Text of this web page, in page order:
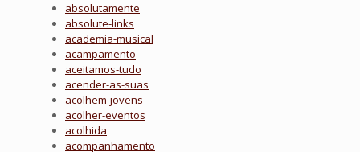
absolutamente
absolute-links
academia-musical
acampamento
aceitamos-tudo
acender-as-suas
acolhem-jovens
acolher-eventos
acolhida
acompanhamento